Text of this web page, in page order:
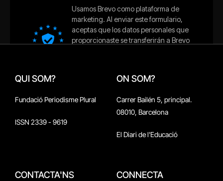
QUI SOM?
Fundació Periodisme Plural
ISSN 2339 - 9619
ON SOM?
Carrer Bailén 5, principal.
08010, Barcelona
El Diari de l'Educació
CONTACTA'NS CONNECTA